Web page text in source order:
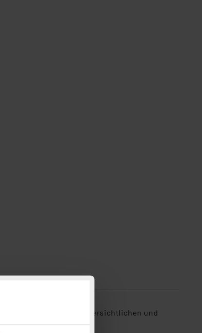
Unterstützung des übersichtlichen und
Schritten einstellen.